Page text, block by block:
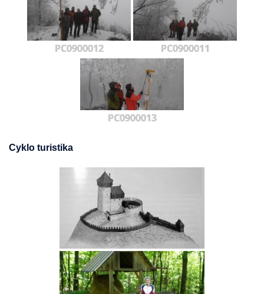
PC0900012 PC0900011
PC0900013
Cyklo turistika